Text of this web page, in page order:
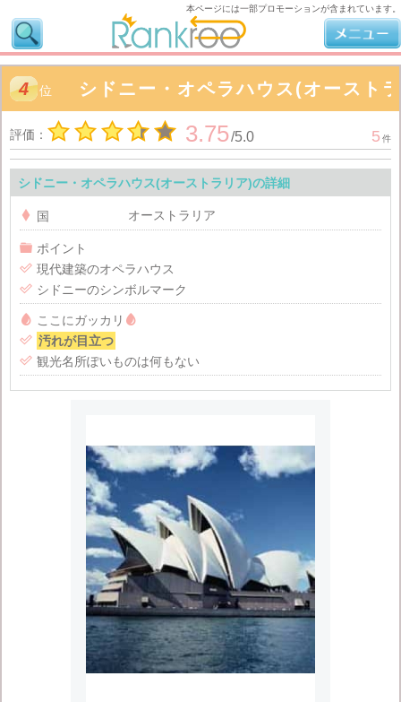
4 位 シドニー・オペラハウス(オースト
評価： 3.75/5.0 5 件
シドニー・オペラハウス(オーストラリア)の詳細
 国 オーストラリア
 ポイント
 現代建築のオペラハウス
 シドニーのシンボルマーク
 ここにガッカリ 
 汚れが目立つ
 観光名所ぽいものは何もない
本ページには一部プロモーションが含まれています。